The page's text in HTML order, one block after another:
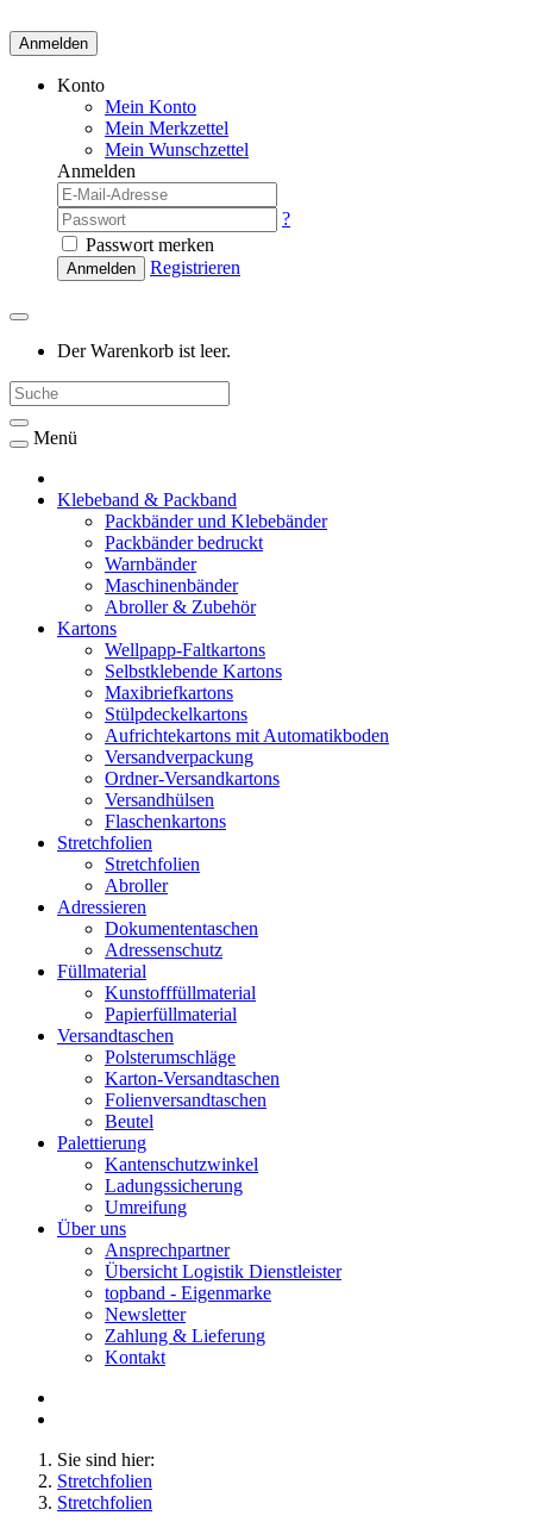
Anmelden
Konto
Mein Konto
Mein Merkzettel
Mein Wunschzettel
Anmelden
?
Passwort merken
Anmelden Registrieren
Der Warenkorb ist leer.
Menü
Klebeband & Packband
Packbänder und Klebebänder
Packbänder bedruckt
Warnbänder
Maschinenbänder
Abroller & Zubehör
Kartons
Wellpapp-Faltkartons
Selbstklebende Kartons
Maxibriefkartons
Stülpdeckelkartons
Aufrichtekartons mit Automatikboden
Versandverpackung
Ordner-Versandkartons
Versandhülsen
Flaschenkartons
Stretchfolien
Stretchfolien
Abroller
Adressieren
Dokumententaschen
Adressenschutz
Füllmaterial
Kunstofffüllmaterial
Papierfüllmaterial
Versandtaschen
Polsterumschläge
Karton-Versandtaschen
Folienversandtaschen
Beutel
Palettierung
Kantenschutzwinkel
Ladungssicherung
Umreifung
Über uns
Ansprechpartner
Übersicht Logistik Dienstleister
topband - Eigenmarke
Newsletter
Zahlung & Lieferung
Kontakt
Sie sind hier:
Stretchfolien
Stretchfolien